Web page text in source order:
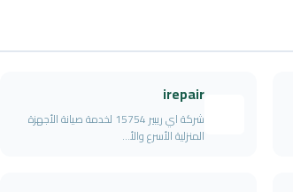
irepair
شركة اي ريبير 15754 لخدمة صيانة الأجهزة
المنزلية الأسرع والأ...